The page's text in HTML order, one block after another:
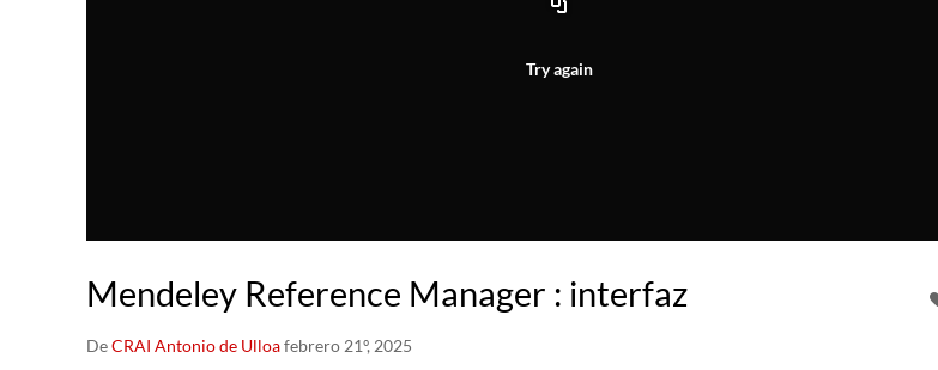
Try again
Mendeley Reference Manager : interfaz
DeCRAI Antonio de Ulloafebrero 21º, 2025